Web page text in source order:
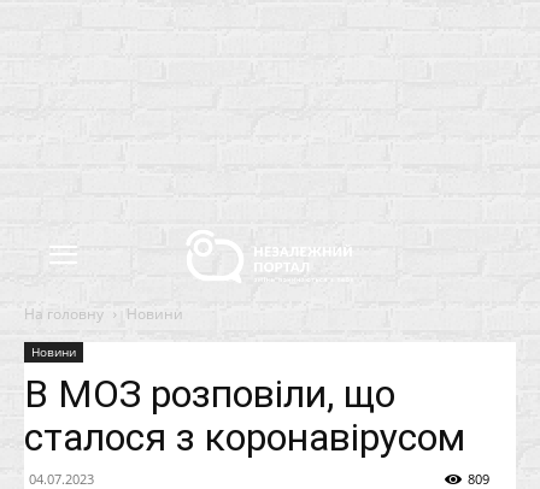
На головну Новини
Новини
В МОЗ розповіли, що
сталося з коронавірусом
04.07.2023 809